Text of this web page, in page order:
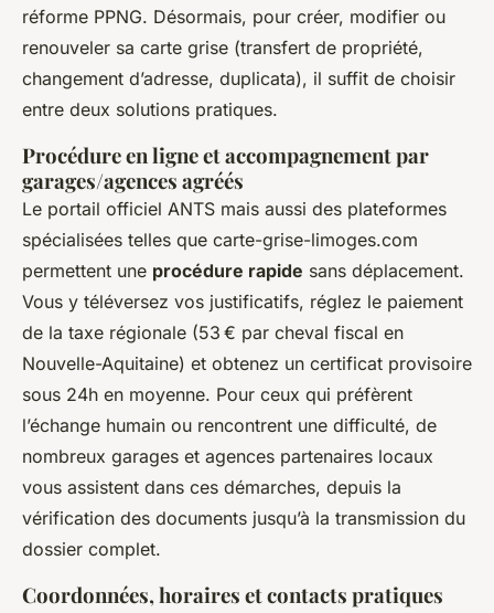
réforme PPNG. Désormais, pour créer, modifier ou
renouveler sa carte grise (transfert de propriété,
changement d’adresse, duplicata), il suffit de choisir
entre deux solutions pratiques.
Procédure en ligne et accompagnement par
garages/agences agréés
Le portail officiel ANTS mais aussi des plateformes
spécialisées telles que carte-grise-limoges.com
permettent une procédure rapide sans déplacement.
Vous y téléversez vos justificatifs, réglez le paiement
de la taxe régionale (53 € par cheval fiscal en
Nouvelle-Aquitaine) et obtenez un certificat provisoire
sous 24h en moyenne. Pour ceux qui préfèrent
l’échange humain ou rencontrent une difficulté, de
nombreux garages et agences partenaires locaux
vous assistent dans ces démarches, depuis la
vérification des documents jusqu’à la transmission du
dossier complet.
Coordonnées, horaires et contacts pratiques